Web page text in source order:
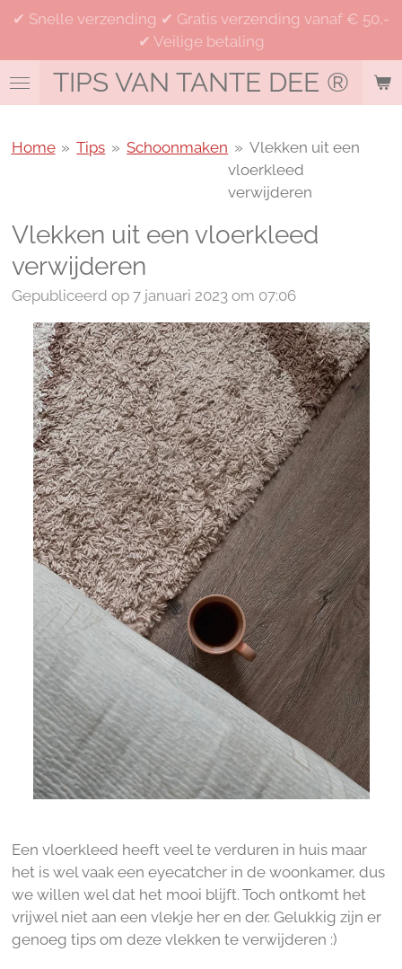
Ga
naar
de
hoofdinhoud
TIPS VAN TANTE DEE ®
✔ Snelle verzending ✔ Gratis verzending vanaf € 50,-
✔ Veilige betaling
Home » Tips » Schoonmaken » Vlekken uit een
vloerkleed
verwijderen
Vlekken uit een vloerkleed
verwijderen
Gepubliceerd op 7 januari 2023 om 07:06
Een vloerkleed heeft veel te verduren in huis maar
het is wel vaak een eyecatcher in de woonkamer, dus
we willen wel dat het mooi blijft. Toch ontkomt het
vrijwel niet aan een vlekje her en der. Gelukkig zijn er
genoeg tips om deze vlekken te verwijderen :)